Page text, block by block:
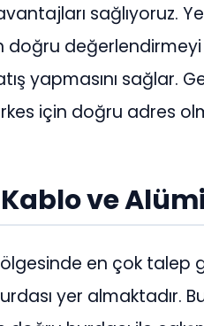
sağlıyoruz.
doğru
yapmasını sağlar.
için doğru adres
ve
en çok talep
yer almaktadır.